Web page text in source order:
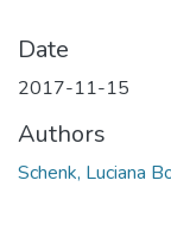
Date
2017-11-15
Authors
Schenk, Luciana